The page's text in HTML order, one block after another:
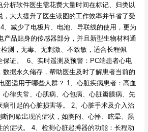
析软件医生需花费大量时间在标记、归类以
，大大提升了医生读图的工作效率并节省了受
减少了电极片、电池、导联线的使用，更为
品贴身的传感器部分，并且新型生物材料通
测，无毒、无刺激、不致敏，适合长程佩
保证。 6、实时遥测及预警：PC端患者心电
数据永久储存，帮助医生及时了解患者当前的
图适用于哪些人群？ 1、心脏疾病患者：高血
心律失常、心肌病、心包病、心脏瓣膜病、先
病引起的心脏损害等。 2、心脏手术及介入治
间歇出现的症状，如胸闷、心悸、眩晕、黑
的症状。 4、检测心脏起搏器的功能：长程动